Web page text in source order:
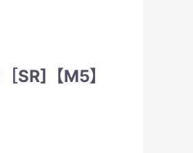
SR]【M5】